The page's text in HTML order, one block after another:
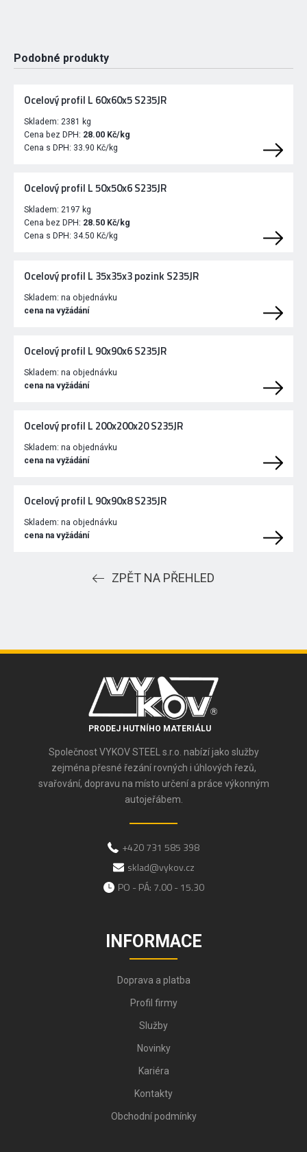
Podobné produkty
Ocelový profil L 60x60x5 S235JR
Skladem: 2381 kg
Cena bez DPH: 28.00 Kč/kg
Cena s DPH: 33.90 Kč/kg
Ocelový profil L 50x50x6 S235JR
Skladem: 2197 kg
Cena bez DPH: 28.50 Kč/kg
Cena s DPH: 34.50 Kč/kg
Ocelový profil L 35x35x3 pozink S235JR
Skladem: na objednávku
cena na vyžádání
Ocelový profil L 90x90x6 S235JR
Skladem: na objednávku
cena na vyžádání
Ocelový profil L 200x200x20 S235JR
Skladem: na objednávku
cena na vyžádání
Ocelový profil L 90x90x8 S235JR
Skladem: na objednávku
cena na vyžádání
ZPĚT NA PŘEHLED
PRODEJ HUTNÍHO MATERIÁLU
Společnost VYKOV STEEL s.r.o. nabízí jako služby
zejména přesné řezání rovných i úhlových řezů,
svařování, dopravu na místo určení a práce výkonným
autojeřábem.
+420 731 585 398
sklad@vykov.cz
PO - PÁ: 7.00 - 15.30
INFORMACE
Doprava a platba
Profil firmy
Služby
Novinky
Kariéra
Kontakty
Obchodní podmínky